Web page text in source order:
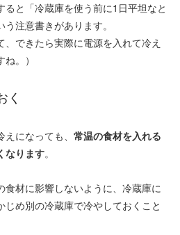
ると「冷蔵庫を使う前に1日平坦なと
注意書きがあります。
できたら実際に電源を入れて冷え
。）
く
になっても、 常温の食材を入れる
なります。
食材に影響しないように、冷蔵庫に
じめ別の冷蔵庫で冷やしておくこと